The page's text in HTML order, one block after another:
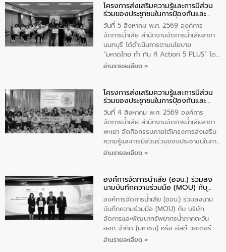
วัดสิงห์ จังหวัดชัยนาท โดยมีนายแสงชัย
สุขชื่น นายกเทศมนตรีตำบลวัดสิงห์ คณะผู้
บริหารเทศบาลตำบลวัดสิงห์ ผู้นำชุมชน และ
ประชาชนในพื้นที่เทศบาลตำบลวัดสิงก์ที่มี
ส่วนได้ส่วนเสียในโครงก่อสร้างศูนย์บริหาร
จัดการคุณภาพน้ำเทศบาลตำบลวัดสิงห์
จังหวัดชัยนาท ให้การต้อนรับ
โครงการส่งเสริมความรู้และการมีส่วน
ร่วมของประชาชนในการป้องกันและ
แก้ไขปัญหาน้ำเสียอย่างยั่งยืน
วันที่ 5 สิงหาคม พ.ศ. 2569 องค์การ
จัดการน้ำเสีย สำนักงานจัดการน้ำเสียสาขา
นนทบุรี ได้ดำเนินการตามนโยบาย
“มหาดไทย ทำ ทัน ที Action 5 PLUS” โดย
จัดโครงการส่งเสริมความรู้และการมีส่วน
“ชุมชนร่วมใจ น้ำใสยั่งยืน” ได้บรรยายให้
ความรู้เกี่ยวกับการจัดการน้ำเสียและการใช้
ถังดักไขมันให้แก่นักเรียนโรงเรียนวัดบ่อ
(นันทวิทยา) เทศบาลนครปากเกร็ด อำเภอ
ปากเกร็ด จังหวัดนนทบุรี จำนวน 30 คน
อ่านรายละเอียด »
โครงการส่งเสริมความรู้และการมีส่วน
ร่วมของประชาชนในการป้องกันและ
แก้ไขปัญหาน้ำเสียอย่างยั่งยืน
วันที่ 4 สิงหาคม พ.ศ. 2569 องค์การ
จัดการน้ำเสีย สำนักงานจัดการน้ำเสียสาขา
พะเยา จัดกิจกรรมภายใต้โครงการส่งเสริม
ความรู้และการมีส่วนร่วมของประชาชนในการ
ป้องกันและแก้ไขปัญหาน้ำเสียอย่างยั่งยืน
ชุมชนและการบำบัดน้ำเสียเบื้องต้น ให้กับ
นักเรียนชั้นประถมศึกษาปีที่ 5 โรงเรียน
เทศบาล 1 (พะเยาประชานุกูล) จำนวน 30
คน
อ่านรายละเอียด »
องค์การจัดการน้ำเสีย (อจน.) ร่วมลง
นามบันทึกความร่วมมือ (MOU) กับ
บริษัท จัดการและพัฒนาทรัพยากรน้ำ
ภาคตะวันออก จำกัด (มหาชน) หรือ อีส
ท์ วอเตอร์
องค์การจัดการน้ำเสีย (อจน.) ร่วมลงนาม
บันทึกความร่วมมือ (MOU) กับ บริษัท
จัดการและพัฒนาทรัพยากรน้ำภาคตะวัน
ออก จำกัด (มหาชน) หรือ อีสท์ วอเตอร์
เมื่อวันอังคารที่ 4 สิงหาคม 2569 ณ ห้อง
อ่านรายละเอียด »